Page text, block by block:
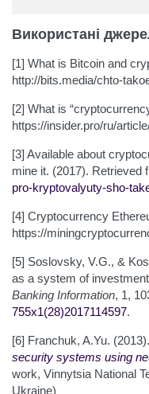
Використані
[1] What is Bitcoin and
http://bits.media/chto-
[2] What is
https://insider.pro/ru/
[3] Available about
mine it. (2017). Retrieved
pro-kryptovalyuty-sho-
[4] Cryptocurrency
https://
[5] Soslovsky, V.G., &
as a system of
Banking Information, 1,
755x1(28)2017114597.
[6] Franchuk, A.Yu. (2013).
security systems using
work, Vinnytsia National
Ukraine)